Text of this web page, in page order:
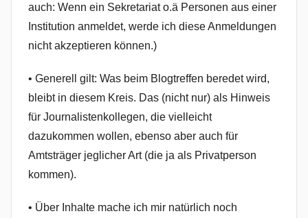
auch: Wenn ein Sekretariat o.ä Personen aus einer
Institution anmeldet, werde ich diese Anmeldungen
nicht akzeptieren können.)
• Generell gilt: Was beim Blogtreffen beredet wird,
bleibt in diesem Kreis. Das (nicht nur) als Hinweis
für Journalistenkollegen, die vielleicht
dazukommen wollen, ebenso aber auch für
Amtsträger jeglicher Art (die ja als Privatperson
kommen).
• Über Inhalte mache ich mir natürlich noch